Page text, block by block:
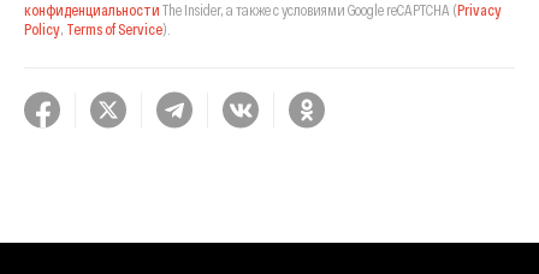
конфиденциальности The Insider, а также с условиями Google reCAPTCHA (Privacy
Policy, Terms of Service).